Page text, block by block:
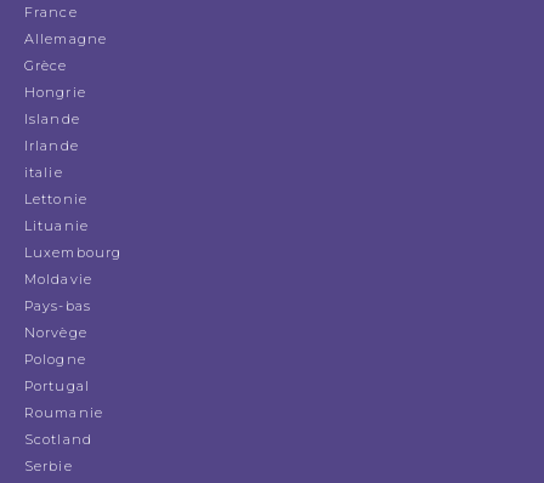
France
Allemagne
Grèce
Hongrie
Islande
Irlande
italie
Lettonie
Lituanie
Luxembourg
Moldavie
Pays-bas
Norvège
Pologne
Portugal
Roumanie
Scotland
Serbie